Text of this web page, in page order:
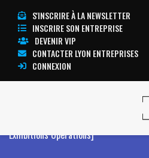
S'INSCRIRE À LA NEWSLETTER
INSCRIRE SON ENTREPRISE
DEVENIR VIP
CONTACTER LYON ENTREPRISES
CONNEXION
Exhibitions Operations]